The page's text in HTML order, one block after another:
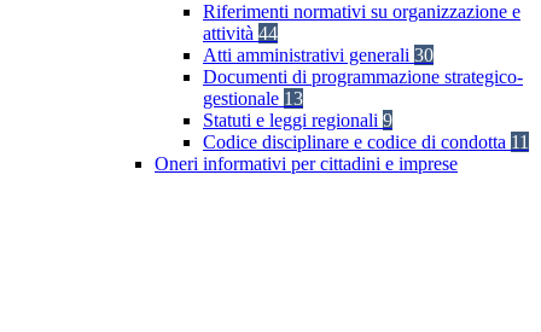
Riferimenti normativi su organizzazione e
attività 44
Atti amministrativi generali 30
Documenti di programmazione strategico-
gestionale 13
Statuti e leggi regionali 9
Codice disciplinare e codice di condotta 11
Oneri informativi per cittadini e imprese